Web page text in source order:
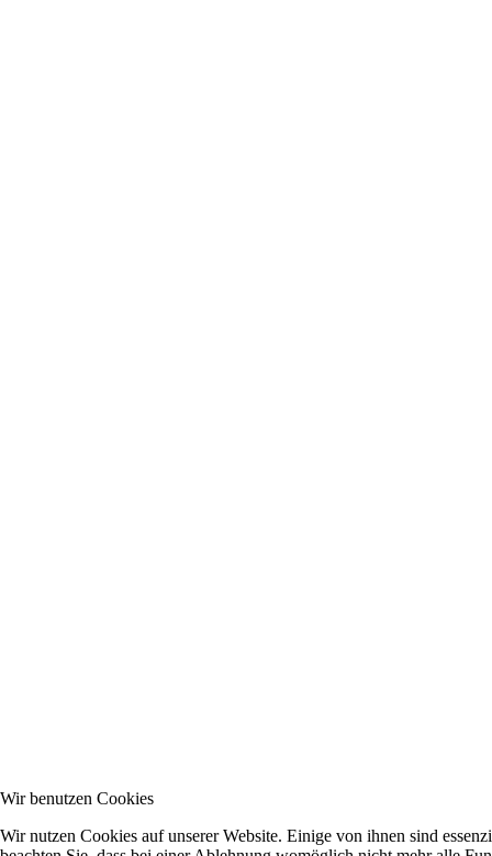
Wir benutzen Cookies
Wir nutzen Cookies auf unserer Website. Einige von ihnen sind